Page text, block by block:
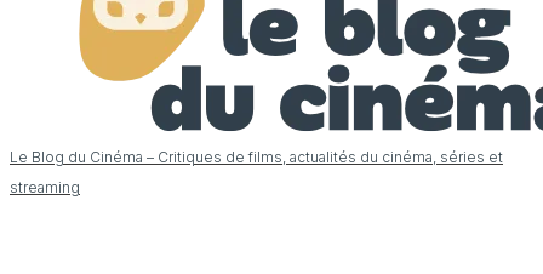
Le Blog du Cinéma – Critiques de films, actualités du cinéma, séries et
streaming